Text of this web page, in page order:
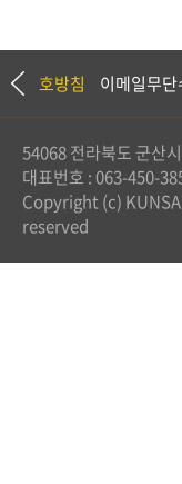
보보호방침 이메일무
54068 전라북도 군산
대표번호 : 063-450-
Copyright (c)
reserved